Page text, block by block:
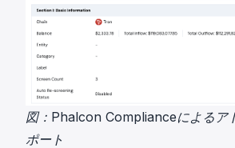
図：Phalcon Complianceによるア
ポート